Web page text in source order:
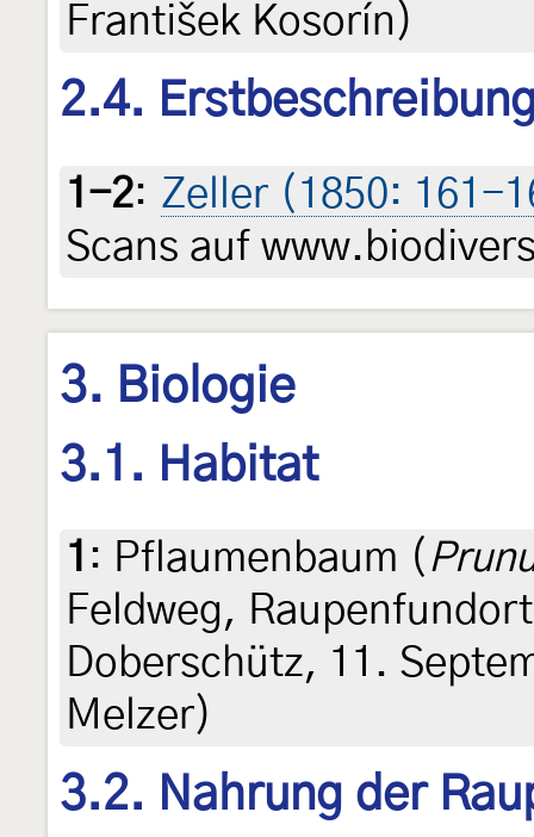
František Kosorín)
2.4.
1-2: Zeller (1850: 161-
Scans auf
3. Biologie
3.1. Habitat
1 : Pflaumenbaum (
Feldweg,
Doberschütz, 11.
Melzer)
3.2. Nahrung der